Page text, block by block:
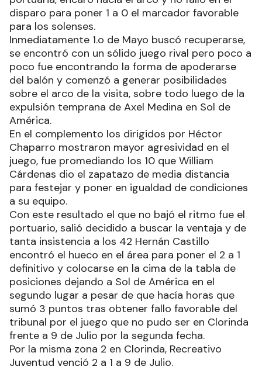
disparo para poner 1 a 0 el marcador favorable
para los solenses.
Inmediatamente 1.o de Mayo buscó recuperarse,
se encontró con un sólido juego rival pero poco a
poco fue encontrando la forma de apoderarse
del balón y comenzó a generar posibilidades
sobre el arco de la visita, sobre todo luego de la
expulsión temprana de Axel Medina en Sol de
América.
En el complemento los dirigidos por Héctor
Chaparro mostraron mayor agresividad en el
juego, fue promediando los 10 que William
Cárdenas dio el zapatazo de media distancia
para festejar y poner en igualdad de condiciones
a su equipo.
Con este resultado el que no bajó el ritmo fue el
portuario, salió decidido a buscar la ventaja y de
tanta insistencia a los 42 Hernán Castillo
encontró el hueco en el área para poner el 2 a 1
definitivo y colocarse en la cima de la tabla de
posiciones dejando a Sol de América en el
segundo lugar a pesar de que hacía horas que
sumó 3 puntos tras obtener fallo favorable del
tribunal por el juego que no pudo ser en Clorinda
frente a 9 de Julio por la segunda fecha.
Por la misma zona 2 en Clorinda, Recreativo
Juventud venció 2 a 1 a 9 de Julio.